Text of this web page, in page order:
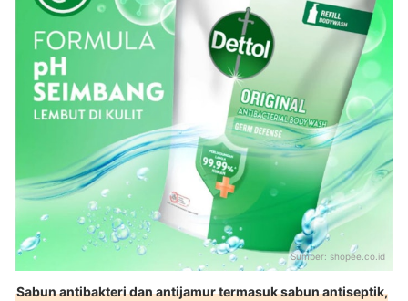
Sumber: shopee.co.id
Sabun antibakteri dan antijamur termasuk sabun antiseptik,